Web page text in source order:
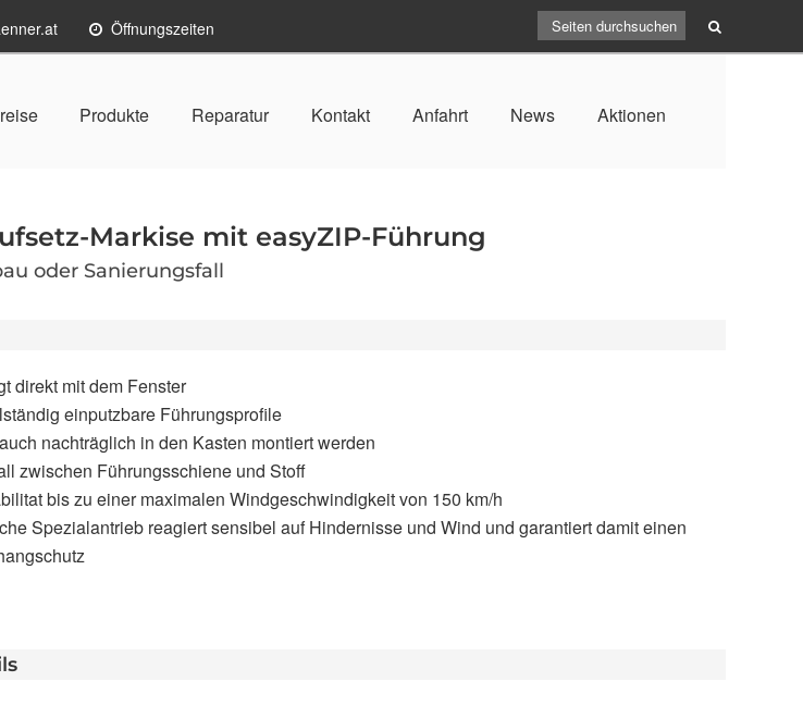
Öffnungszeiten
Produkte Reparatur Kontakt Anfahrt News Aktionen
Markise mit easyZIP-Führung
oder Sanierungsfall
direkt mit dem Fenster
einputzbare Führungsprofile
nachträglich in den Kasten montiert werden
zwischen Führungsschiene und Stoff
bis zu einer maximalen Windgeschwindigkeit von 150 km/h
Spezialantrieb reagiert sensibel auf Hindernisse und Wind und garantiert damit einen